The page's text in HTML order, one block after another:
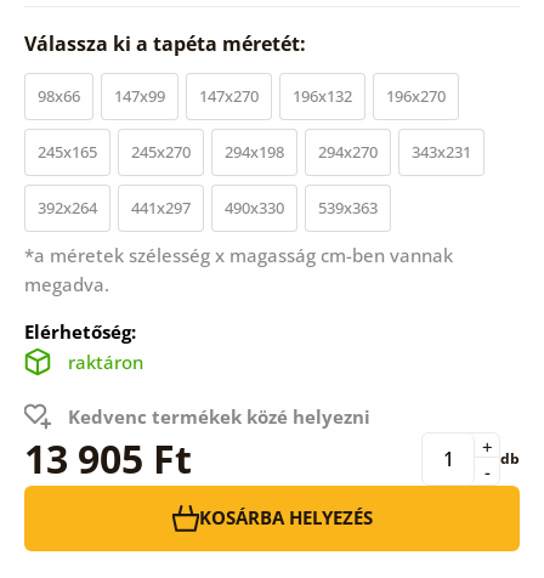
Válassza ki a tapéta méretét:
98x66 147x99 147x270 196x132 196x270
245x165 245x270 294x198 294x270 343x231
392x264 441x297 490x330 539x363
*a méretek szélesség x magasság cm-ben vannak
megadva.
Elérhetőség:
raktáron
Kedvenc termékek közé helyezni
13 905 Ft -
+ db
KOSÁRBA HELYEZÉS